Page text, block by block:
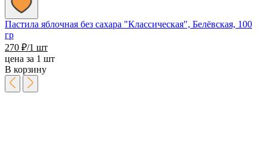
Пастила яблочная без сахара "Классическая", Белёвская, 100
гр
270 ₽/1 шт
цена за 1 шт
В корзину